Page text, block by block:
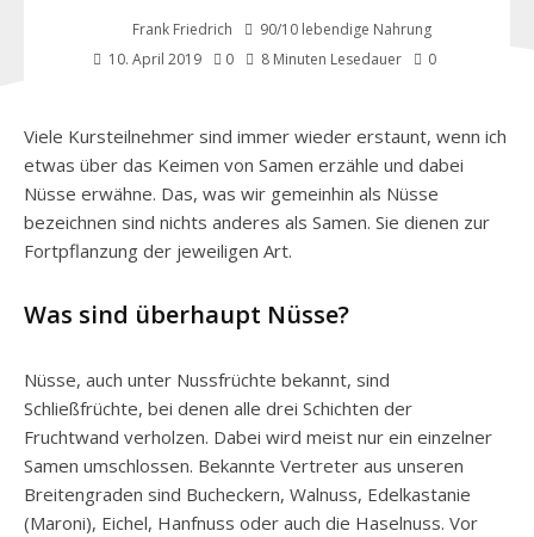
Frank Friedrich
90/10 lebendige Nahrung
10. April 2019
0 8 Minuten Lesedauer 0
Viele Kursteilnehmer sind immer wieder erstaunt, wenn ich
etwas über das Keimen von Samen erzähle und dabei
Nüsse erwähne. Das, was wir gemeinhin als Nüsse
bezeichnen sind nichts anderes als Samen. Sie dienen zur
Fortpflanzung der jeweiligen Art.
Was sind überhaupt Nüsse?
Nüsse, auch unter Nussfrüchte bekannt, sind
Schließfrüchte, bei denen alle drei Schichten der
Fruchtwand verholzen. Dabei wird meist nur ein einzelner
Samen umschlossen. Bekannte Vertreter aus unseren
Breitengraden sind Bucheckern, Walnuss, Edelkastanie
(Maroni), Eichel, Hanfnuss oder auch die Haselnuss. Vor